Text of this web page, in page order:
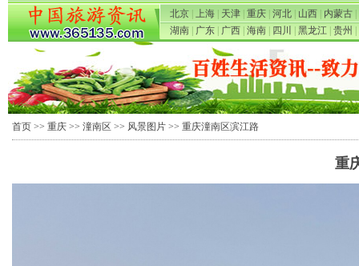
北京 上海 天津 重庆 河北 山西 内蒙古
湖南
广东 广西 海南 四川 黑龙江 贵州
首页 >> 重庆 >> 潼南区 >> 风景图片 >> 重庆潼南区滨江路
重